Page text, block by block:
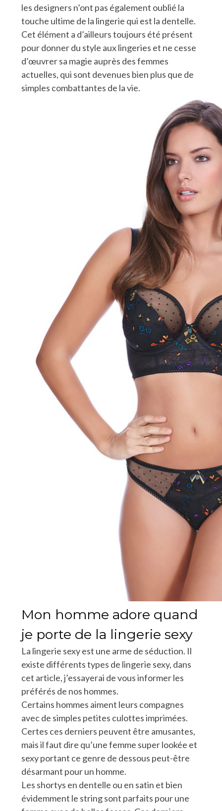
les designers n’ont pas également oublié la
touche ultime de la lingerie qui est la dentelle.
Cet élément a d’ailleurs toujours été présent
pour donner du style aux lingeries et ne cesse
d’œuvrer sa magie auprès des femmes
actuelles, qui sont devenues bien plus que de
simples combattantes de la vie.
Mon homme adore quand
je porte de la lingerie sexy
La lingerie sexy est une arme de séduction. Il
existe différents types de lingerie sexy, dans
cet article, j’essayerai de vous informer les
préférés de nos hommes.
Certains hommes aiment leurs compagnes
avec de simples petites culottes imprimées.
Certes ces derniers peuvent être amusantes,
mais il faut dire qu’une femme super lookée et
sexy portant ce genre de dessous peut-être
désarmant pour un homme.
Les shortys en dentelle ou en satin et bien
évidemment le string sont parfaits pour une